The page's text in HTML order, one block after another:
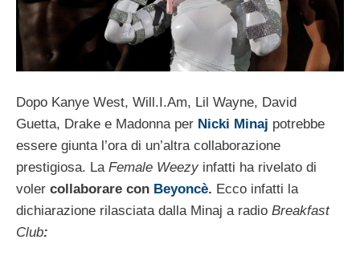
Dopo Kanye West, Will.I.Am, Lil Wayne, David
Guetta, Drake e Madonna per Nicki Minaj potrebbe
essere giunta l’ora di un’altra collaborazione
prestigiosa. La Female Weezy infatti ha rivelato di
voler collaborare con Beyoncè. Ecco infatti la
dichiarazione rilasciata dalla Minaj a radio Breakfast
Club: